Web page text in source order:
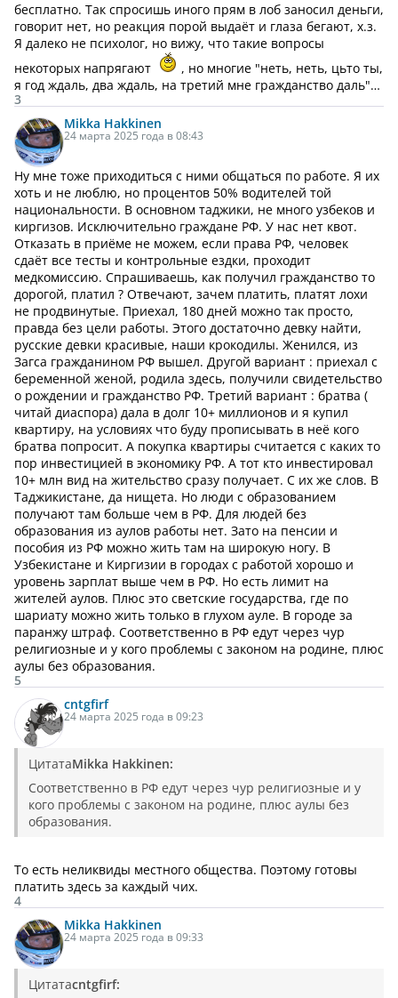
бесплатно. Так спросишь иного прям в лоб заносил деньги,
говорит нет, но реакция порой выдаёт и глаза бегают, х.з.
Я далеко не психолог, но вижу, что такие вопросы
некоторых напрягают
, но многие "неть, неть, цьто ты,
я год ждаль, два ждаль, на третий мне гражданство даль"…
3
Mikka Hakkinen
24 марта 2025 года в 08:43
Ну мне тоже приходиться с ними общаться по работе. Я их
хоть и не люблю, но процентов 50% водителей той
национальности. В основном таджики, не много узбеков и
киргизов. Исключительно граждане РФ. У нас нет квот.
Отказать в приёме не можем, если права РФ, человек
сдаёт все тесты и контрольные ездки, проходит
медкомиссию. Спрашиваешь, как получил гражданство то
дорогой, платил ? Отвечают, зачем платить, платят лохи
не продвинутые. Приехал, 180 дней можно так просто,
правда без цели работы. Этого достаточно девку найти,
русские девки красивые, наши крокодилы. Женился, из
Загса гражданином РФ вышел. Другой вариант : приехал с
беременной женой, родила здесь, получили свидетельство
о рождении и гражданство РФ. Третий вариант : братва (
читай диаспора) дала в долг 10+ миллионов и я купил
квартиру, на условиях что буду прописывать в неё кого
братва попросит. А покупка квартиры считается с каких то
пор инвестицией в экономику РФ. А тот кто инвестировал
10+ млн вид на жительство сразу получает. С их же слов. В
Таджикистане, да нищета. Но люди с образованием
получают там больше чем в РФ. Для людей без
образования из аулов работы нет. Зато на пенсии и
пособия из РФ можно жить там на широкую ногу. В
Узбекистане и Киргизии в городах с работой хорошо и
уровень зарплат выше чем в РФ. Но есть лимит на
жителей аулов. Плюс это светские государства, где по
шариату можно жить только в глухом ауле. В городе за
паранжу штраф. Соответственно в РФ едут через чур
религиозные и у кого проблемы с законом на родине, плюс
аулы без образования.
5
cntgfirf
24 марта 2025 года в 09:23
ЦитатаMikka Hakkinen:
Соответственно в РФ едут через чур религиозные и у
кого проблемы с законом на родине, плюс аулы без
образования.
То есть неликвиды местного общества. Поэтому готовы
платить здесь за каждый чих.
4
Mikka Hakkinen
24 марта 2025 года в 09:33
Цитатаcntgfirf: